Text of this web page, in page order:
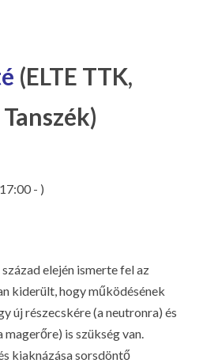
IL
LA
G
O
(ELTE TTK,
- )
elején ismerte fel az
kiderült, hogy működésének
új részecskére (a neutronra) és
is szükség van.
kiaknázása sorsdöntő